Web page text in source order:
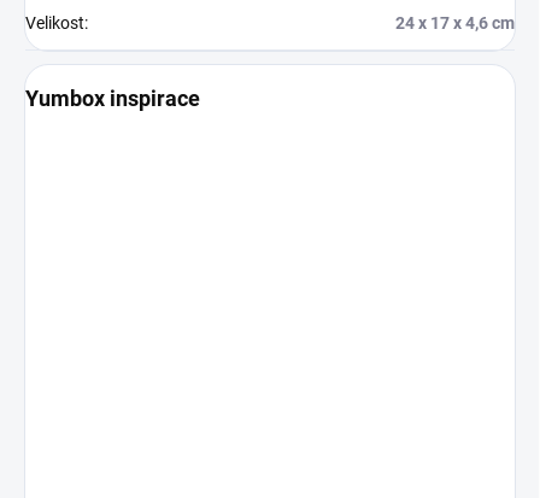
Velikost: 24 x 17 x 4,6 cm
Yumbox inspirace